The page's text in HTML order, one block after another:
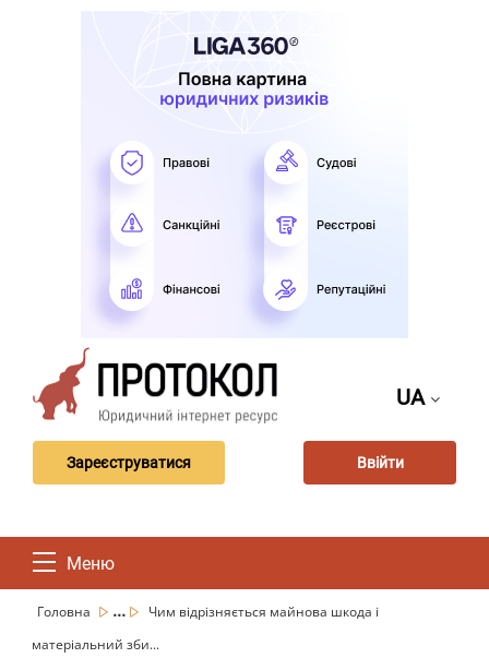
UA
Зареєструватися Ввійти
Меню
Головна ...
Чим відрізняється майнова шкода і
матеріальний зби...